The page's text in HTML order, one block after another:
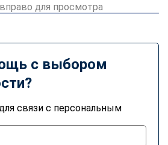
для просмотра
с выбором
связи с персональным